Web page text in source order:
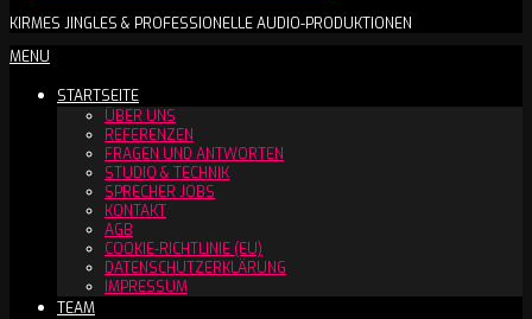
DCW
BOOKINGS™
KIRMES JINGLES & PROFESSIONELLE AUDIO-PRODUKTIONEN
Secondary
Menu
MENU
STARTSEITE
ÜBER UNS
REFERENZEN
FRAGEN UND ANTWORTEN
STUDIO & TECHNIK
SPRECHER JOBS
KONTAKT
AGB
COOKIE-RICHTLINIE (EU)
DATENSCHUTZERKLÄRUNG
IMPRESSUM
TEAM